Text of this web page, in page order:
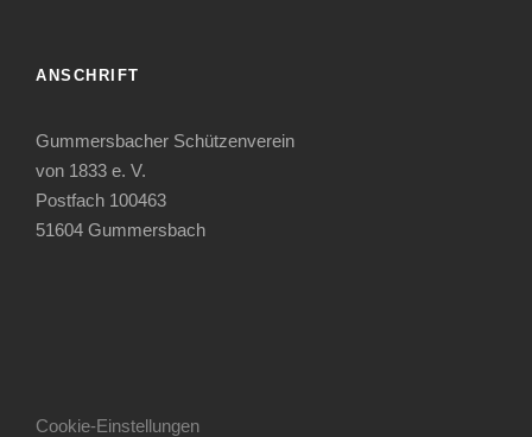
ANSCHRIFT
Gummersbacher Schützenverein
von 1833 e. V.
Postfach 100463
51604 Gummersbach
Cookie-Einstellungen